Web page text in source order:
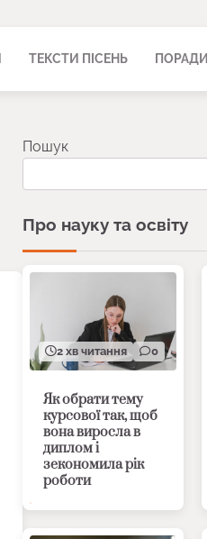
ТЕКСТИ ПІСЕНЬ ПОРАДИ
Пошук
Про науку та освіту
2 хв читання 0
Як обрати тему
курсової так, щоб
вона виросла в
диплом і
зекономила рік
роботи